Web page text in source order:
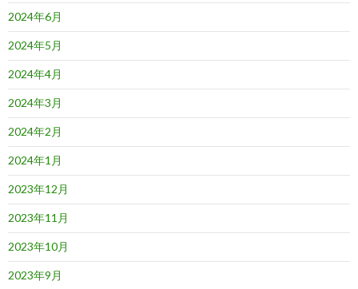
2024年6月
2024年5月
2024年4月
2024年3月
2024年2月
2024年1月
2023年12月
2023年11月
2023年10月
2023年9月